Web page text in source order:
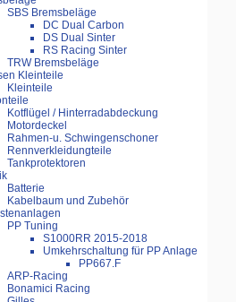
SBS Bremsbeläge
DC Dual Carbon
DS Dual Sinter
RS Racing Sinter
TRW Bremsbeläge
Kleinteile
Kleinteile
Kotflügel / Hinterradabdeckung
Motordeckel
Rahmen-u. Schwingenschoner
Rennverkleidungteile
Tankprotektoren
Batterie
Kabelbaum und Zubehör
PP Tuning
S1000RR 2015-2018
Umkehrschaltung für PP Anlage
PP667.F
ARP-Racing
Bonamici Racing